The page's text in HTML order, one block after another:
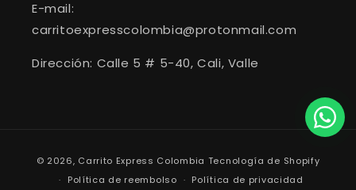
E-mail:
carritoexpresscolombia@protonmail.com
Dirección: Calle 5 # 5-40, Cali, Valle
de
© 2026, Carrito Express Colombia Tecnología de Shopify
Política de reembolso
Política de privacidad